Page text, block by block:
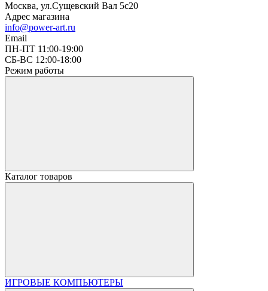
Москва, ул.Сущевский Вал 5с20
Адрес магазина
info@power-art.ru
Email
ПН-ПТ 11:00-19:00
СБ-ВС 12:00-18:00
Режим работы
Каталог товаров
ИГРОВЫЕ КОМПЬЮТЕРЫ